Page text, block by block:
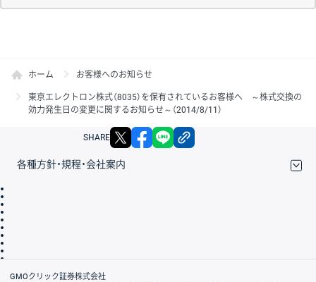
ホーム お客様へのお知らせ
東京エレクトロン株式（8035）を保有されているお客様へ ～株式交換の
効力発生日の変更に関するお知らせ～（2014/8/11）
SHARE X facebook
各種方針・規程・会社案内
会社案内
GMOクリック証券株式会社